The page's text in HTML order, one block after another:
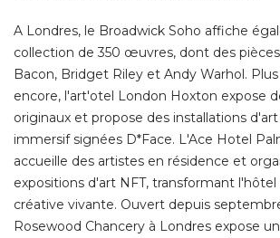
A Londres, le Broadwick Soho affiche
collection de 350 œuvres, dont des
Bacon, Bridget Riley et Andy Warhol.
encore, l'art'otel London Hoxton expose
originaux et propose des installations
immersif signées D*Face. L'Ace Hotel
accueille des artistes en résidence et
expositions d'art NFT, transformant
créative vivante. Ouvert depuis
Rosewood Chancery à Londres expose